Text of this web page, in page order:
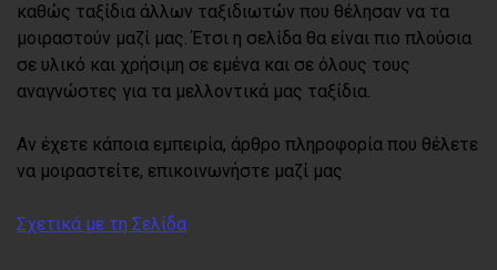
καθώς ταξίδια άλλων ταξιδιωτών που θέλησαν να τα
μοιραστούν μαζί μας. Έτσι η σελίδα θα είναι πιο πλούσια
σε υλικό και χρήσιμη σε εμένα και σε όλους τους
αναγνώστες για τα μελλοντικά μας ταξίδια.
Αν έχετε κάποια εμπειρία, άρθρο πληροφορία που θέλετε
να μοιραστείτε, επικοινωνήστε μαζί μας
Σχετικά με τη Σελίδα